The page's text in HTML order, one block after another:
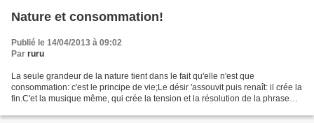
Nature et consommation!
Publié le 14/04/2013 à 09:02
Par ruru
La seule grandeur de la nature tient dans le fait qu'elle n'est que
consommation: c'est le principe de vie;Le désir 'assouvit puis renaît: il crée la
fin.C'et la musique même, qui crée la tension et la résolution de la phrase